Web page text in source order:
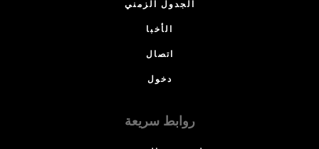
الجدول الزمني
الأخبا
اتصال
دخول
روابط سريعة